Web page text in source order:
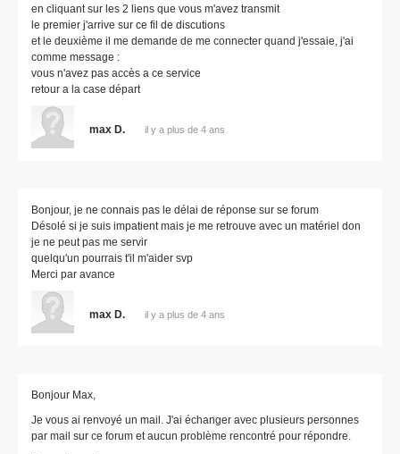
en cliquant sur les 2 liens que vous m'avez transmit
le premier j'arrive sur ce fil de discutions
et le deuxième il me demande de me connecter quand j'essaie, j'ai
comme message :
vous n'avez pas accès a ce service
retour a la case départ
max D. il y a plus de 4 ans
Bonjour, je ne connais pas le délai de réponse sur se forum
Désolé si je suis impatient mais je me retrouve avec un matériel don
je ne peut pas me servir
quelqu'un pourrais t'il m'aider svp
Merci par avance
max D. il y a plus de 4 ans
Bonjour Max,
Je vous ai renvoyé un mail. J'ai échanger avec plusieurs personnes
par mail sur ce forum et aucun problème rencontré pour répondre.